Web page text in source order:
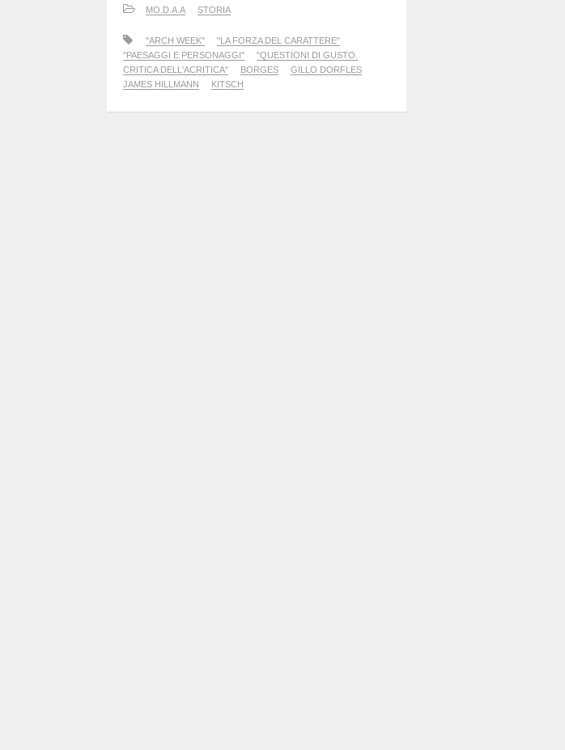
MO.D.A.A STORIA
"ARCH WEEK"
"LA FORZA DEL CARATTERE"
"PAESAGGI E PERSONAGGI"
"QUESTIONI DI GUSTO.
CRITICA DELL'ACRITICA"
BORGES
GILLO DORFLES
JAMES HILLMANN
KITSCH